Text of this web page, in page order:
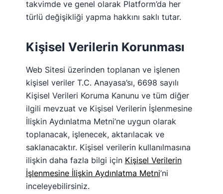
takvimde ve genel olarak Platform’da her
türlü değişikliği yapma hakkını saklı tutar.
Kişisel Verilerin Korunması
Web Sitesi üzerinden toplanan ve işlenen
kişisel veriler T.C. Anayasa’sı, 6698 sayılı
Kişisel Verileri Koruma Kanunu ve tüm diğer
ilgili mevzuat ve Kişisel Verilerin İşlenmesine
İlişkin Aydınlatma Metni’ne uygun olarak
toplanacak, işlenecek, aktarılacak ve
saklanacaktır. Kişisel verilerin kullanılmasına
ilişkin daha fazla bilgi için Kişisel Verilerin
İşlenmesine İlişkin Aydınlatma Metni’ni
inceleyebilirsiniz.